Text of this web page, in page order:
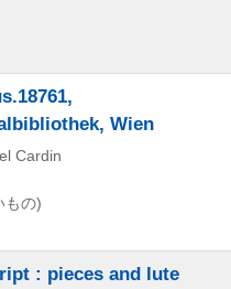
Wien
Cardin
もの)
: pieces and lute